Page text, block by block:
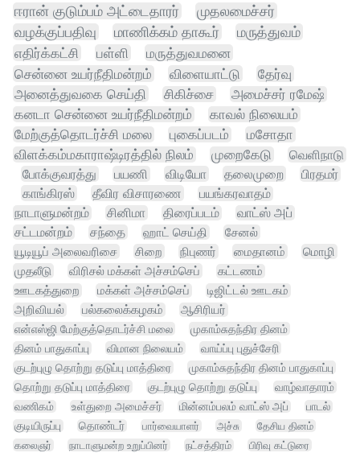
ஈரான் குடும்பம் அட்டைதாரர்
முதலமைச்சர்
வழக்குப்பதிவு
மாணிக்கம் தாகூர்
மருத்துவம்
எதிர்க்கட்சி
பள்ளி
மருத்துவமனை
சென்னை உயர்நீதிமன்றம்
விளையாட்டு
தேர்வு
அனைத்துவகை செய்தி
சிகிச்சை
அமைச்சர் ரமேஷ்
கனடா சென்னை உயர்நீதிமன்றம்
காவல் நிலையம்
மேற்குத்தொடர்ச்சி மலை
புகைப்படம்
மசோதா
விளக்கம்மகாராஷ்டிரத்தில் நிலம்
முறைகேடு
வெளிநாடு
போக்குவரத்து
பயணி விடியோ தலைமுறை
பிரதமர்
காங்கிரஸ்
தீவிர விசாரணை
பயங்கரவாதம்
நாடாளுமன்றம்
சினிமா திரைப்படம்
வாட்ஸ் அப்
சட்டமன்றம்
சந்தை ஹாட் செய்தி
சேனல்
யூடியூப் அலைவரிசை
சிறை நிபுணர் மைதானம்
மொழி
முதலீடு
விரிசல் மக்கள் அச்சம்செப்
கட்டணம்
ஊடகத்துறை
மக்கள் அச்சம்செப்
டிஜிட்டல் ஊடகம்
அறிவியல்
பல்கலைக்கழகம் ஆசிரியர்
என்எஸ்ஜி மேற்குத்தொடர்ச்சி மலை
முகாம்சுதந்திர தினம்
தினம் பாதுகாப்பு
விமான நிலையம்
வாய்ப்பு புதுச்சேரி
குடற்புழு தொற்று தடுப்பு மாத்திரை
முகாம்சுதந்திர தினம் பாதுகாப்பு
தொற்று தடுப்பு மாத்திரை
குடற்புழு தொற்று தடுப்பு
வாழ்வாதாரம்
வணிகம்
உள்துறை அமைச்சர் மின்னம்பலம் வாட்ஸ் அப்
பாடல்
குடியிருப்பு
தொண்டர் பார்வையாளர் அச்சு
தேசிய தினம்
கலைஞர்
நாடாளுமன்ற உறுப்பினர் நட்சத்திரம் பிரிவு கட்டுரை